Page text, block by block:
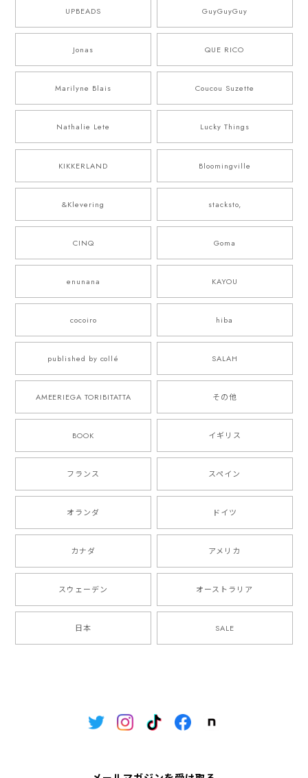
UPBEADS GuyGuyGuy
Jonas QUE RICO
Marilyne Blais Coucou Suzette
Nathalie Lete Lucky Things
KIKKERLAND Bloomingville
&Klevering stacksto,
CINQ Goma
enunana KAYOU
cocoiro hiba
published by collé SALAH
AMEERIEGA TORIBITATTA その他
BOOK イギリス
フランス スペイン
オランダ ドイツ
カナダ アメリカ
スウェーデン オーストラリア
日本 SALE